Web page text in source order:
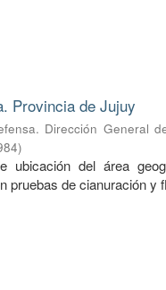
Provincia de Jujuy
Dirección General
)
ubicación del área
pruebas de cianuración y